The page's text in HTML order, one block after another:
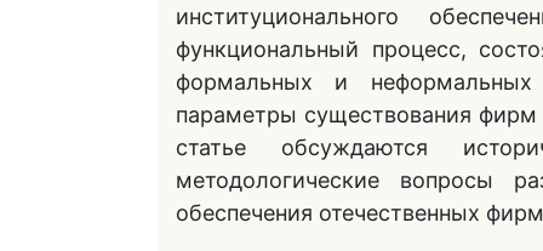
институционального
функциональный процесс,
формальных и неформальных
параметры существования
статье обсуждаются
методологические вопросы
обеспечения отечественных